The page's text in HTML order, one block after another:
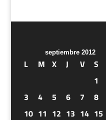
septiembre 2012
L M X J V S
1
3
4 5 6 7 8
10 11 12 13 14 15